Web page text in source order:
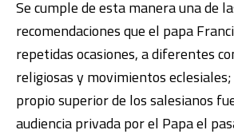
Se cumple de esta manera una de
recomendaciones que el papa
repetidas ocasiones, a diferentes
religiosas y movimientos
propio superior de los salesianos
audiencia privada por el Papa el